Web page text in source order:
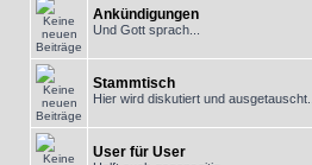
Ankündigungen
Und Gott sprach...
Stammtisch
Hier wird diskutiert und ausgetauscht...
User für User